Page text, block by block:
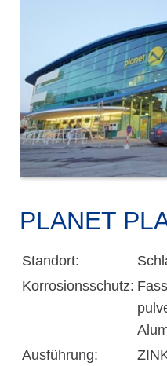
PLANET
Standort:
Korrosionsschutz:
Ausführung: